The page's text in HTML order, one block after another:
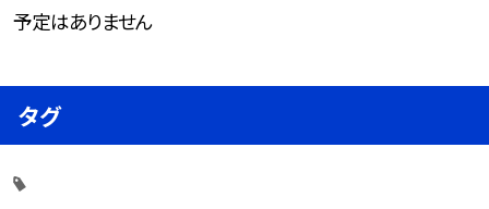
予定はありません
タグ